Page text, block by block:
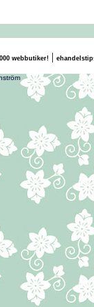
webbutiker!|
Diamond